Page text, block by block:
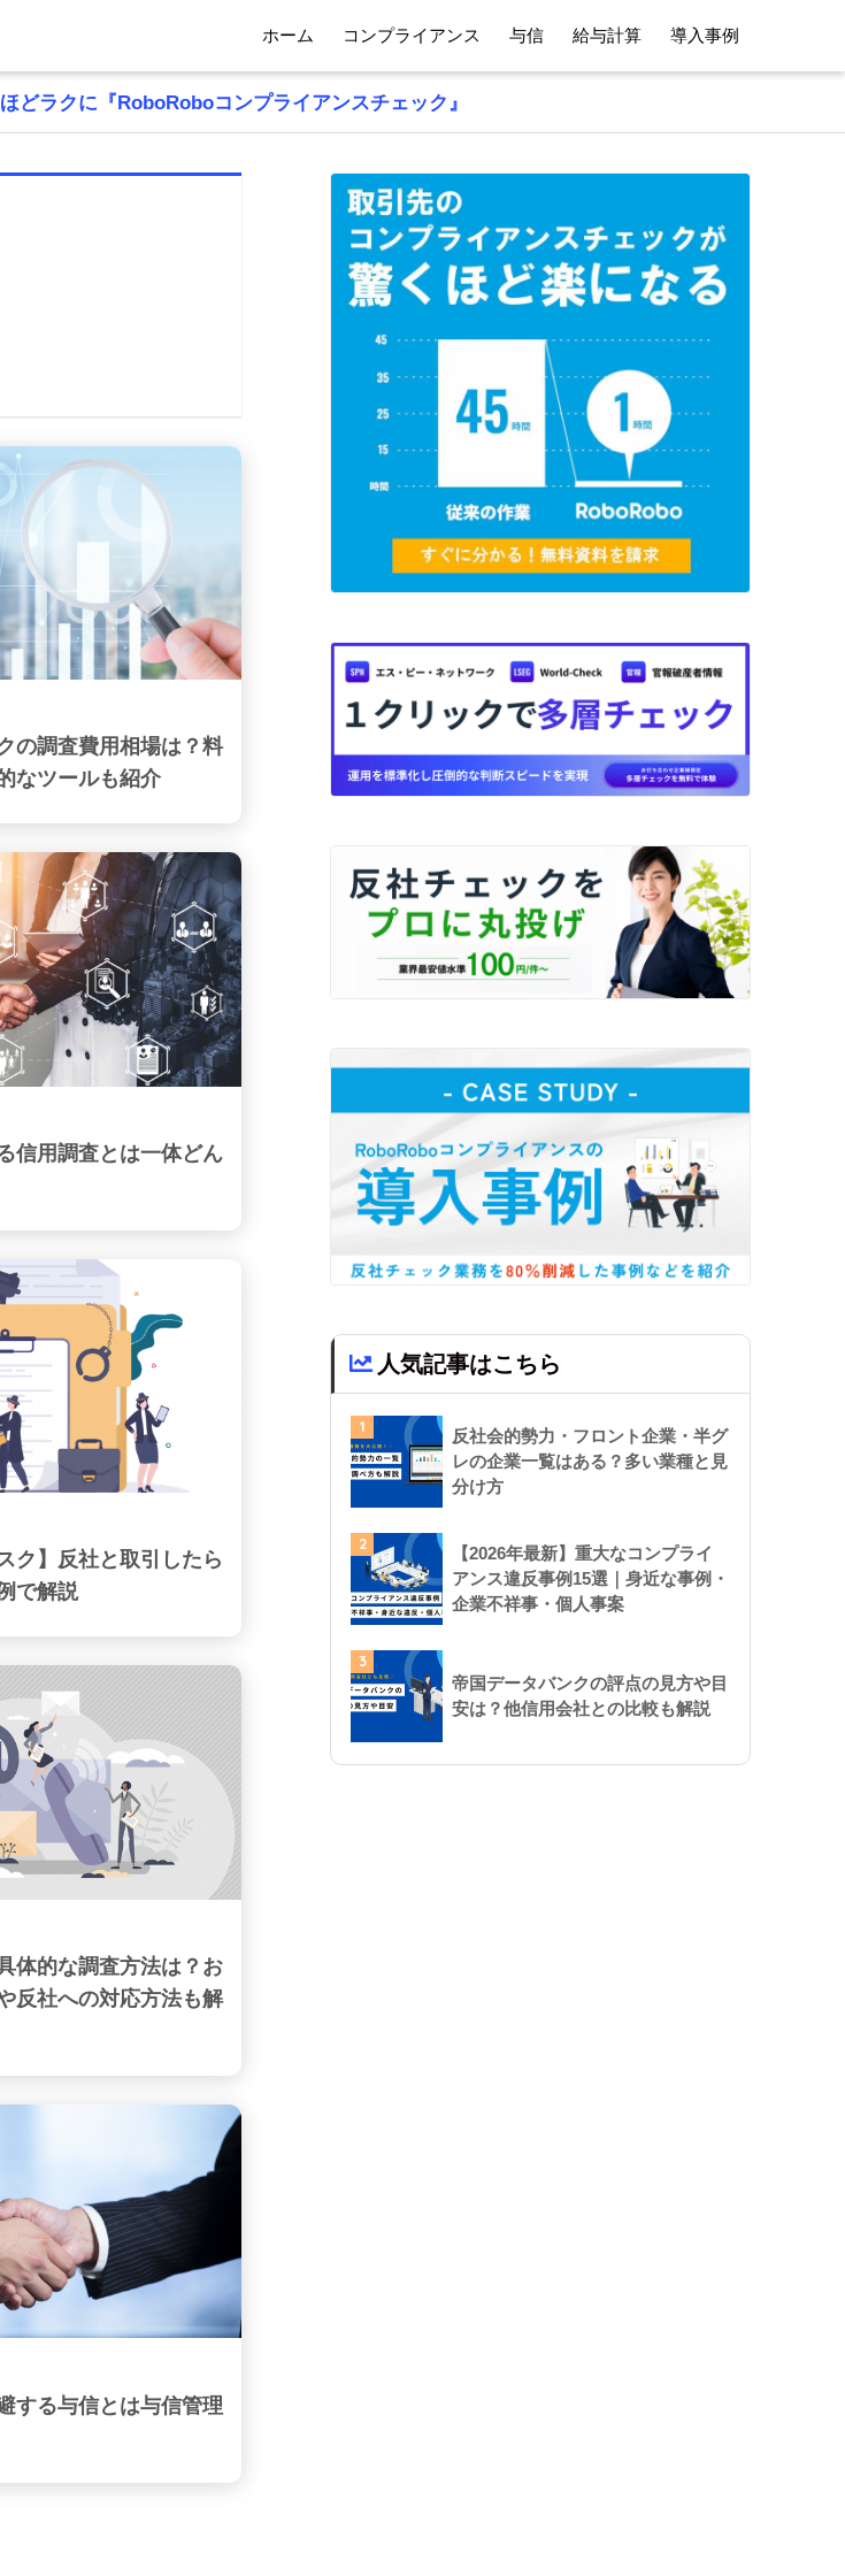
ホーム コンプライアンス 与信 給与計算 導入事例
どラクに『RoboRoboコンプライアンスチェック』
の調査費用相場は？料
なツールも紹介
信用調査とは一体どん
ク】反社と取引したら
で解説
体的な調査方法は？お
反社への対応方法も解
する与信とは与信管理
人気記事はこちら
1
反社会的勢力・フロント企業・半グ
レの企業一覧はある？多い業種と見
分け方
2
【2026年最新】重大なコンプライ
アンス違反事例15選｜身近な事例・
企業不祥事・個人事案
3
帝国データバンクの評点の見方や目
安は？他信用会社との比較も解説